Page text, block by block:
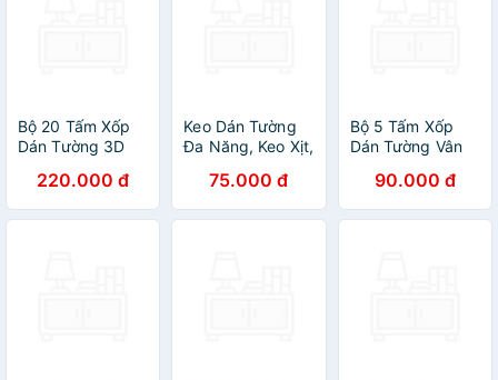
Bộ 20 Tấm Xốp
Dán Tường 3D
Sọc 60x30cm
Keo Sẵn Dày
2,5mm Cao Cấp,
220.000 đ
Keo Dán Tường
Đa Năng, Keo Xịt,
Xốp, Decan, Sàn
Nhựa
75.000 đ
Bộ 5 Tấm Xốp
Dán Tường Vân
Âm, Chống Va
Đập, Bền Đẹp,
Sang Trọng
90.000 đ